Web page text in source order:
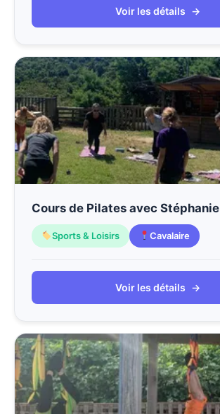
Voir les détails →
Cours de Pilates avec Stéphanie
Sports & Loisirs Cavalaire
Voir les détails →